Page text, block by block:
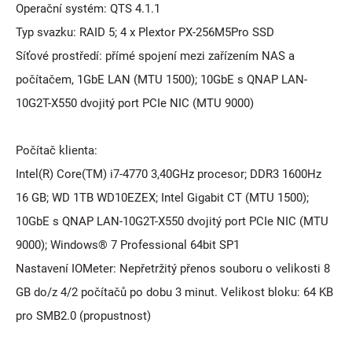
Operační systém: QTS 4.1.1
Typ svazku: RAID 5; 4 x Plextor PX-256M5Pro SSD
Síťové prostředí: přímé spojení mezi zařízením NAS a
počítačem, 1GbE LAN (MTU 1500); 10GbE s QNAP LAN-
10G2T-X550 dvojitý port PCIe NIC (MTU 9000)
Počítač klienta:
Intel(R) Core(TM) i7-4770 3,40GHz procesor; DDR3 1600Hz
16 GB; WD 1TB WD10EZEX; Intel Gigabit CT (MTU 1500);
10GbE s QNAP LAN-10G2T-X550 dvojitý port PCIe NIC (MTU
9000); Windows® 7 Professional 64bit SP1
Nastavení IOMeter: Nepřetržitý přenos souboru o velikosti 8
GB do/z 4/2 počítačů po dobu 3 minut. Velikost bloku: 64 KB
pro SMB2.0 (propustnost)